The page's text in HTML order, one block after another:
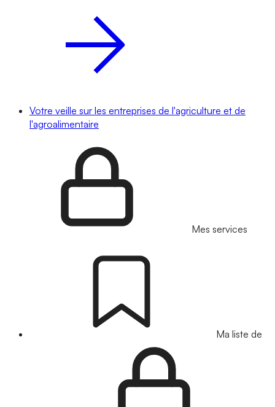
Votre veille sur les entreprises de l'agriculture et de
l'agroalimentaire
Mes services
Ma liste de